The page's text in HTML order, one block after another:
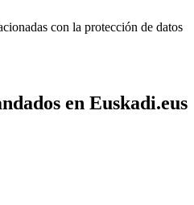
con la protección de datos
en Euskadi.eus